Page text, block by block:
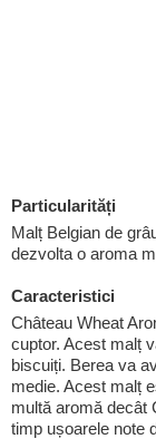
Particularități
Malț Belgian de
dezvolta o aroma
Caracteristici
Château Wheat
cuptor. Acest malț
biscuiți. Berea va
medie. Acest malț
multă aromă decât
timp ușoarele note